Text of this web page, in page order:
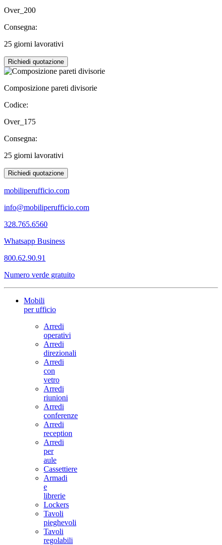
Over_200
Consegna:
25 giorni lavorativi
Richiedi quotazione
Composizione pareti divisorie
Codice:
Over_175
Consegna:
25 giorni lavorativi
Richiedi quotazione
mobiliperufficio.com
info@mobiliperufficio.com
328.765.6560
Whatsapp Business
800.62.90.91
Numero verde gratuito
Mobili
per ufficio
Arredi
operativi
Arredi
direzionali
Arredi
con
vetro
Arredi
riunioni
Arredi
conferenze
Arredi
reception
Arredi
per
aule
Cassettiere
Armadi
e
librerie
Lockers
Tavoli
pieghevoli
Tavoli
regolabili